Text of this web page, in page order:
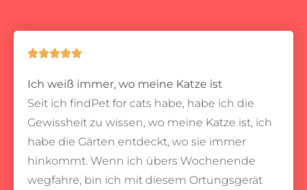

Ich weiß immer, wo meine Katze ist
Seit ich findPet for cats habe, habe ich die
Gewissheit zu wissen, wo meine Katze ist, ich
habe die Gärten entdeckt, wo sie immer
hinkommt. Wenn ich übers Wochenende
wegfahre, bin ich mit diesem Ortungsgerät